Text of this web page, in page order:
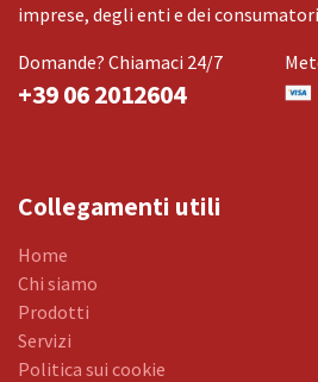
imprese, degli enti e dei
Domande? Chiamaci 24/7
+39 06 2012604
Collegamenti utili
Home
Chi siamo
Prodotti
Servizi
Politica sui cookie